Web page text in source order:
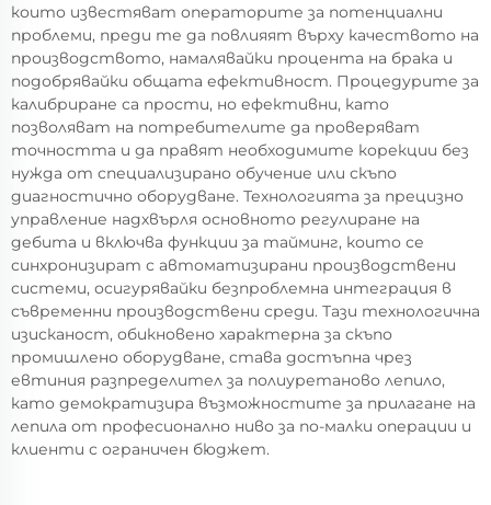
които известяват операторите за потенциални
проблеми, преди те да повлияят върху качеството на
производството, намалявайки процента на брака и
подобрявайки общата ефективност. Процедурите за
калибриране са прости, но ефективни, като
позволяват на потребителите да проверяват
точността и да правят необходимите корекции без
нужда от специализирано обучение или скъпо
диагностично оборудване. Технологията за прецизно
управление надхвърля основното регулиране на
дебита и включва функции за тайминг, които се
синхронизират с автоматизирани производствени
системи, осигурявайки безпроблемна интеграция в
съвременни производствени среди. Тази технологична
изисканост, обикновено характерна за скъпо
промишлено оборудване, става достъпна чрез
евтиния разпределител за полиуретаново лепило,
като демократизира възможностите за прилагане на
лепила от професионално ниво за по-малки операции и
клиенти с ограничен бюджет.